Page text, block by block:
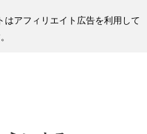
エイト広告を利用して